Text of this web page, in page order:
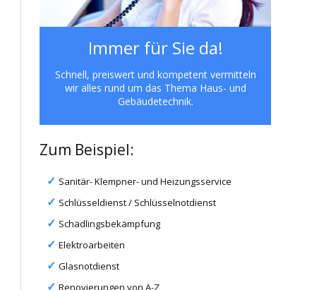
Immer für Sie da!
Schnell, preiswert und kompetent vermitteln
wir alles rund um das Thema Haus- und
Gebäudetechnik.
Zum Beispiel:
Sanitär- Klempner- und Heizungsservice
Schlüsseldienst / Schlüsselnotdienst
Schädlingsbekämpfung
Elektroarbeiten
Glasnotdienst
Renovierungen von A-Z